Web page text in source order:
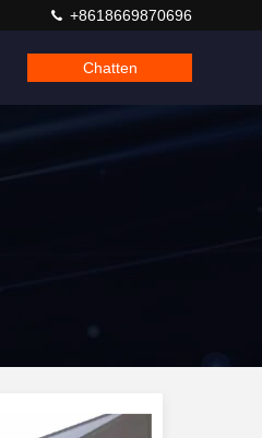
+8618669870696
Chatten